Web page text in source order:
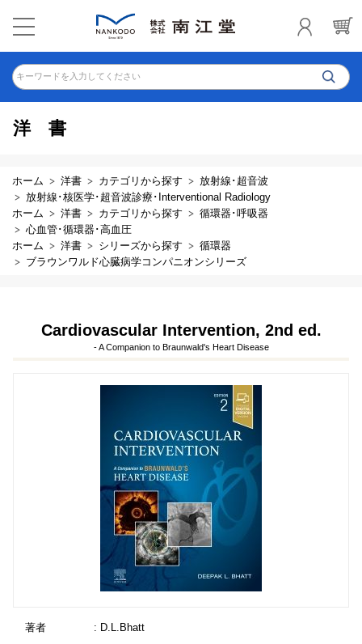
キーワードを入力してください
洋書
ホーム 洋書 カテゴリから探す
放射線･超音波
放射線･核医学･超音波診療･Interventional Radiology
ホーム
洋書 カテゴリから探す
循環器･呼吸器
心血管･循環器･高血圧
ホーム
洋書 シリーズから探す
循環器
ブラウンワルド心臓病学コンパニオンシリーズ
Cardiovascular Intervention, 2nd ed.
- A Companion to Braunwald's Heart Disease
著者
: D.L.Bhatt